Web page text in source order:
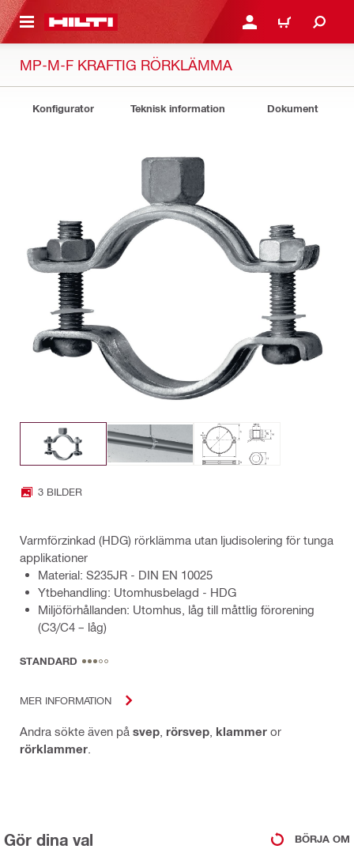
GÅ TILL HUVUDSIDAN LOGGA IN ELLER
VARUKORG
MP-M-F KRAFTIG RÖRKLÄMMA
Konfigurator Teknisk information Dokument
3 BILDER
Varmförzinkad (HDG) rörklämma utan ljudisolering för tunga
applikationer
Material: S235JR - DIN EN 10025
Ytbehandling: Utomhusbelagd - HDG
Miljöförhållanden: Utomhus, låg till måttlig förorening
(C3/C4 – låg)
STANDARD
MER INFORMATION
Andra sökte även på svep rörsvep klammer or
rörklammer
Gör dina val BÖRJA OM